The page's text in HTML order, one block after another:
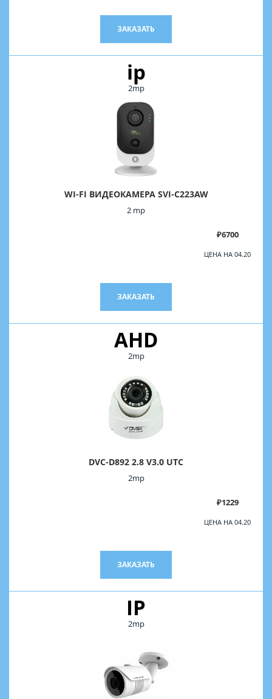
ЗАКАЗАТЬ
ip
2mp
WI-FI ВИДЕОКАМЕРА SVI-C223AW
2 mp
₽6700
ЦЕНА НА 04.20
ЗАКАЗАТЬ
AHD
2mp
DVC-D892 2.8 V3.0 UTC
2mp
₽1229
ЦЕНА НА 04.20
ЗАКАЗАТЬ
IP
2mp